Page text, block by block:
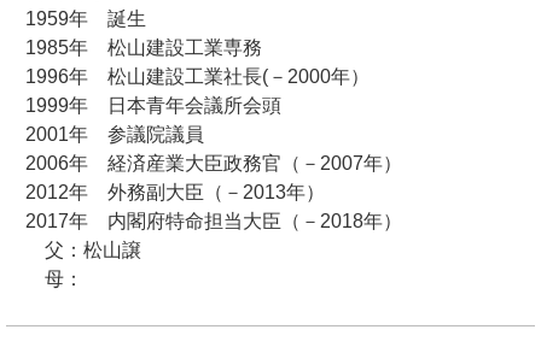
1959年 誕生
1985年 松山建設工業専務
1996年 松山建設工業社長(－2000年）
1999年 日本青年会議所会頭
2001年 参議院議員
2006年 経済産業大臣政務官（－2007年）
2012年 外務副大臣（－2013年）
2017年 内閣府特命担当大臣（－2018年）
父：松山譲
母：